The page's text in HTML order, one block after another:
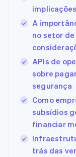
A
no setor
APIs de
sobre
segurança
Como
subsídios
financiar
trás das